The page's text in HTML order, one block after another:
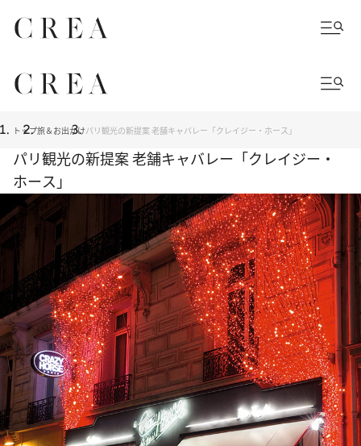
トップ旅＆お出かけパリ観光の新提案 老舗キャバレー「クレイジー・ホース」
パリ観光の新提案 老舗キャバレー「クレイジー・
ホース」